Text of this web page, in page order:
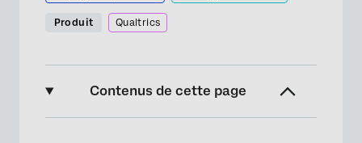
Produit Qualtrics
Contenus de cette page